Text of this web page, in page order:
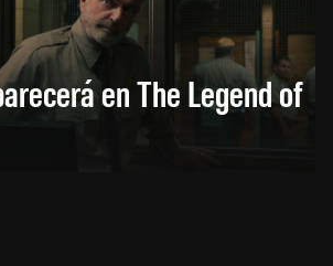
en The Legend of